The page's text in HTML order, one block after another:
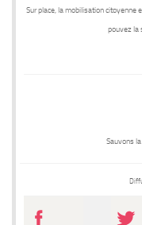
Sur place, la mobilisation citoyenne
pouvez la
Sauvons